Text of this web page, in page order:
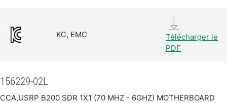
KC, EMC
Télécharger le
PDF
156229-02L
CCA,USRP B200 SDR 1X1 (70 MHZ - 6GHZ) MOTHERBOARD